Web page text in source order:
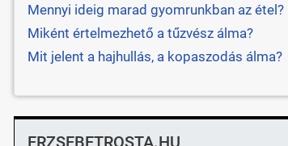
Mennyi ideig marad gyomrunkban az étel?
Miként értelmezhető a tűzvész álma?
Mit jelent a hajhullás, a kopaszodás álma?
ERZSEBETROSTA.HU